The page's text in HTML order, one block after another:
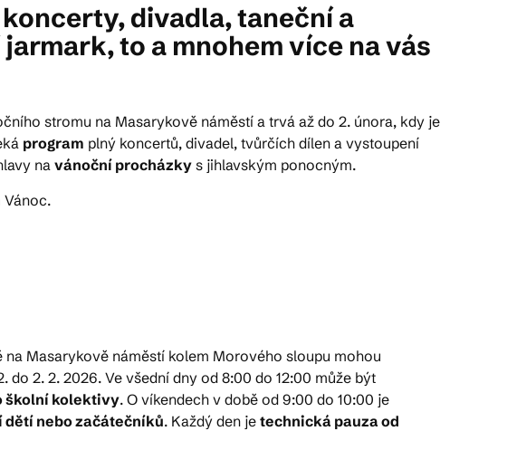
divadla, taneční a
to a mnohem více na vás
stromu na Masarykově náměstí a trvá až do 2. února, kdy je
program plný koncertů, divadel, tvůrčích dílen a vystoupení
na vánoční procházky s jihlavským ponocným.
Vánoc.
Masarykově náměstí kolem Morového sloupu mohou
do 2. 2. 2026. Ve všední dny od 8:00 do 12:00 může být
školní kolektivy. O víkendech v době od 9:00 do 10:00 je
nebo začátečníků. Každý den je technická pauza od